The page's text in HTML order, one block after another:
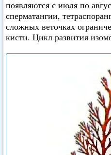
появляются с июля по
сперматангии,
сложных веточках
кисти. Цикл развития